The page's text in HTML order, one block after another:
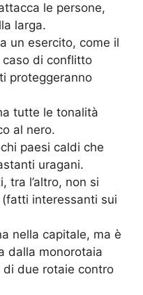
le persone,
larga.
un esercito, come il
caso di conflitto
proteggeranno
tutte le tonalità
al nero.
paesi caldi che
uragani.
tra l’altro, non si
interessanti sui
nella capitale, ma è
dalla monorotaia
di due rotaie contro